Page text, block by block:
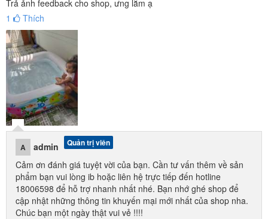
Trả ảnh feedback cho shop, ưng lắm ạ
1
Thích
A admin Quản trị viên
Cảm ơn đánh giá tuyệt vời của bạn. Cần tư vấn thêm về sản
phẩm bạn vui lòng ib hoặc liên hệ trực tiếp đến hotline
18006598 để hỗ trợ nhanh nhất nhé. Bạn nhớ ghé shop để
cập nhật những thông tin khuyến mại mới nhất của shop nha.
Chúc bạn một ngày thật vui vẻ !!!!